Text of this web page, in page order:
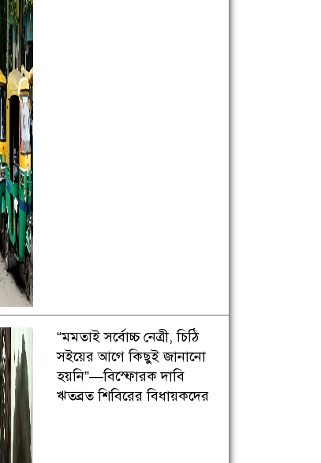
“মমতাই সর্বোচ্চ নেত্রী, চিঠি
সইয়ের আগে কিছুই জানানো
হয়নি”—বিস্ফোরক দাবি
ঋতব্রত শিবিরের বিধায়কদের